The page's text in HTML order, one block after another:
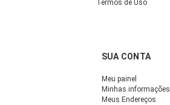
Termos de Uso
SUA CONTA
Meu painel
Minhas informações
Meus Endereços